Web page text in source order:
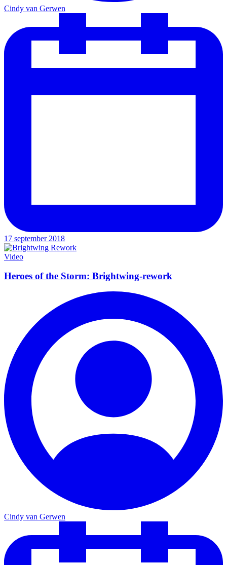
Cindy van Gerwen
17 september 2018
Video
Heroes of the Storm: Brightwing-rework
Cindy van Gerwen